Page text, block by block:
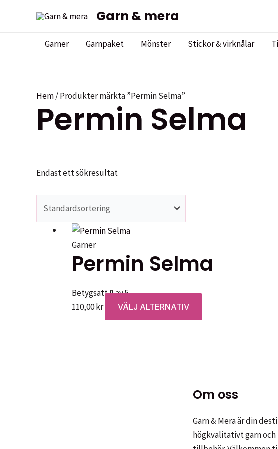
Garn & mera
Garner Garnpaket Mönster Stickor & virknålar
Hem/ Produkter märkta ”Permin Selma”
Permin Selma
Endast ett sökresultat
Garner
Permin Selma
Betygsatt0av 5
110,00kr VÄLJ ALTERNATIV
här
De
alternativen
kan
väljas
Om oss
Garn & Mera är din
högkvalitativt garn